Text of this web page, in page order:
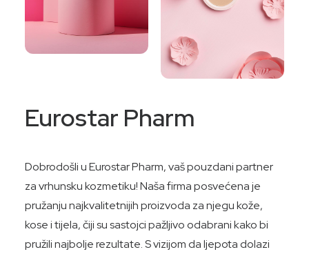
Eurostar Pharm
Dobrodošli u Eurostar Pharm, vaš pouzdani partner
za vrhunsku kozmetiku! Naša firma posvećena je
pružanju najkvalitetnijih proizvoda za njegu kože,
kose i tijela, čiji su sastojci pažljivo odabrani kako bi
pružili najbolje rezultate. S vizijom da ljepota dolazi